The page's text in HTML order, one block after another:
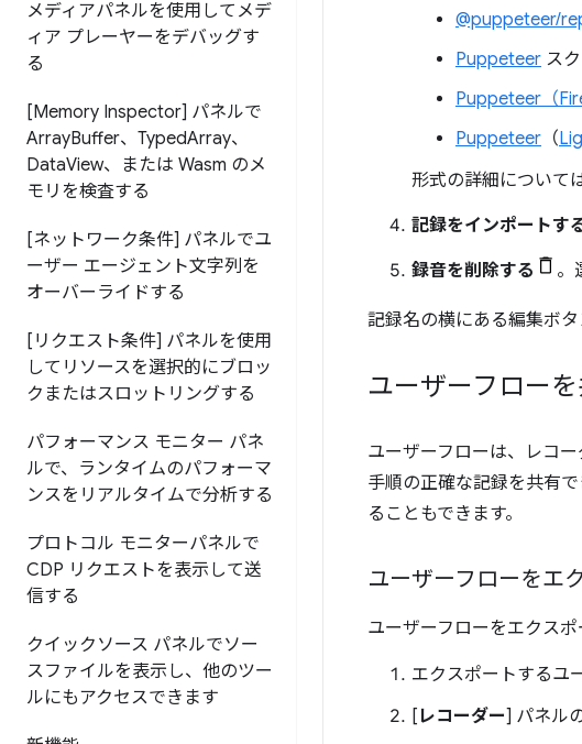
メディアパネルを使用してメデ
ィア プレーヤーをデバッグす
る
[Memory Inspector] パネルで
ArrayBuffer、TypedArray、
DataView、または Wasm のメ
モリを検査する
[ネットワーク条件] パネルでユ
ーザー エージェント文字列を
オーバーライドする
[リクエスト条件] パネルを使用
してリソースを選択的にブロッ
クまたはスロットリングする
パフォーマンス モニター パネ
ルで、ランタイムのパフォーマ
ンスをリアルタイムで分析する
プロトコル モニターパネルで
CDP リクエストを表示して送
信する
クイックソース パネルでソー
スファイルを表示し、他のツー
ルにもアクセスできます
@puppeteer/
Puppeteer ス
Puppeteer（
Puppeteer （
形式の詳細については
記録をインポートす
録音を削除する 。
記録名の横にある編集ボタ
ユーザーフロー
ユーザーフローは、レコ
手順の正確な記録を共有
ることもできます。
ユーザーフローをエ
ユーザーフローをエクス
エクスポートするユ
[ レコーダー] パネル